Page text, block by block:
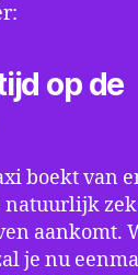
op de
boekt van
aankomt.
je nu